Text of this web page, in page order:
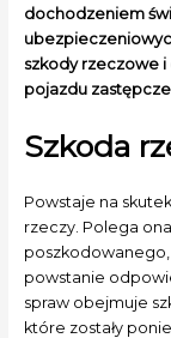
dochodzeniem
szkody rzeczowe
pojazdu
Szkoda
Powstaje na
rzeczy. Polega
powstanie
spraw obejmuje
które zostały